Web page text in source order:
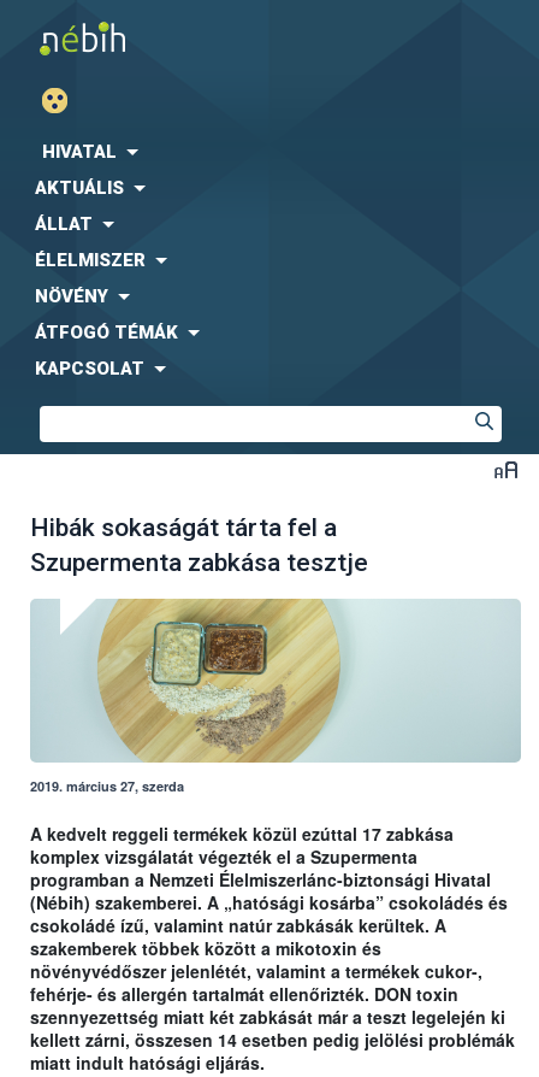
HIVATAL
AKTUÁLIS
ÁLLAT
ÉLELMISZER
NÖVÉNY
ÁTFOGÓ TÉMÁK
KAPCSOLAT
Hibák sokaságát tárta fel a
Szupermenta zabkása tesztje
2019. március 27, szerda
A kedvelt reggeli termékek közül ezúttal 17 zabkása
komplex vizsgálatát végezték el a Szupermenta
programban a Nemzeti Élelmiszerlánc-biztonsági Hivatal
(Nébih) szakemberei. A „hatósági kosárba” csokoládés és
csokoládé ízű, valamint natúr zabkásák kerültek. A
szakemberek többek között a mikotoxin és
növényvédőszer jelenlétét, valamint a termékek cukor-,
fehérje- és allergén tartalmát ellenőrizték. DON toxin
szennyezettség miatt két zabkását már a teszt legelején ki
kellett zárni, összesen 14 esetben pedig jelölési problémák
miatt indult hatósági eljárás.